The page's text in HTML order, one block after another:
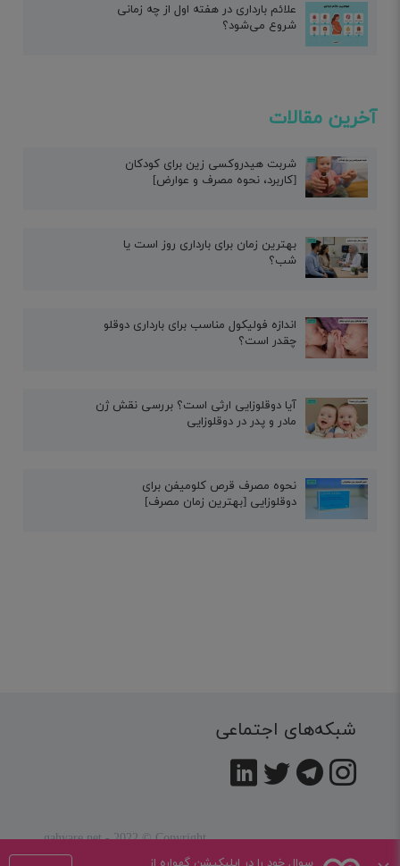
علائم بارداری در هفته اول از چه زمانی
شروع می‌شود؟
آخرین مقالات
شربت هیدروکسی زین برای کودکان
[کاربرد، نحوه مصرف و عوارض]
بهترین زمان برای بارداری روز است یا
شب؟
اندازه فولیکول مناسب برای بارداری دوقلو
چقدر است؟
آیا دوقلوزایی ارثی است؟ بررسی نقش ژن
مادر و پدر در دوقلوزایی
نحوه مصرف قرص کلومیفن برای
دوقلوزایی [بهترین زمان مصرف]
شبکه‌های اجتماعی
gahvare.net - 2022 © Copyright
کلیه حقوق این سایت متعلق بهشرکت همیار تربیت کودک